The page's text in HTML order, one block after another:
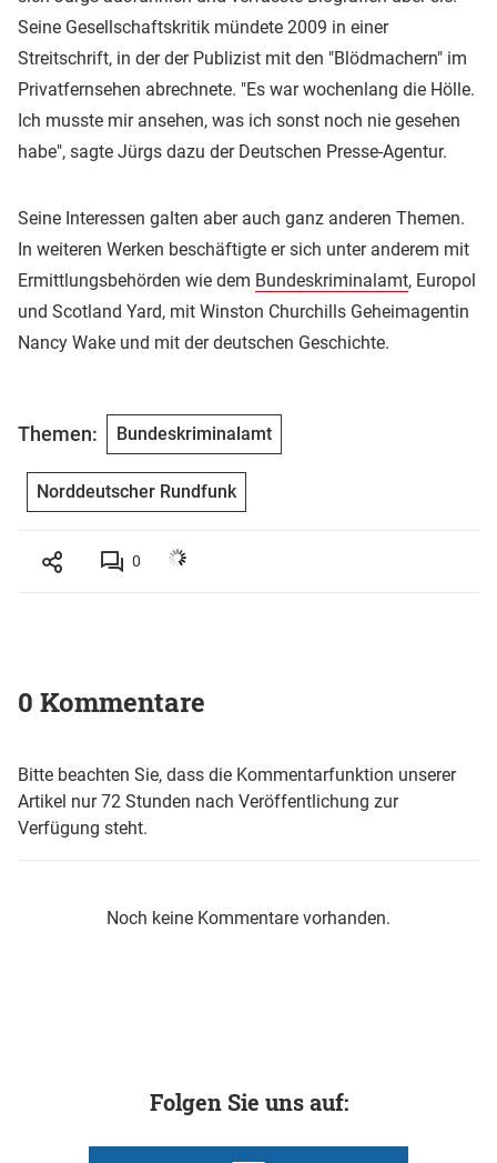
Seine Gesellschaftskritik mündete 2009 in einer
Streitschrift, in der der Publizist mit den "Blödmachern" im
Privatfernsehen abrechnete. "Es war wochenlang die Hölle.
Ich musste mir ansehen, was ich sonst noch nie gesehen
habe", sagte Jürgs dazu der Deutschen Presse-Agentur.
Seine Interessen galten aber auch ganz anderen Themen.
In weiteren Werken beschäftigte er sich unter anderem mit
Ermittlungsbehörden wie dem Bundeskriminalamt, Europol
und Scotland Yard, mit Winston Churchills Geheimagentin
Nancy Wake und mit der deutschen Geschichte.
Themen: Bundeskriminalamt
Norddeutscher Rundfunk
0
0 Kommentare
Bitte beachten Sie, dass die Kommentarfunktion unserer
Artikel nur 72 Stunden nach Veröffentlichung zur
Verfügung steht.
Noch keine Kommentare vorhanden.
Folgen Sie uns auf: